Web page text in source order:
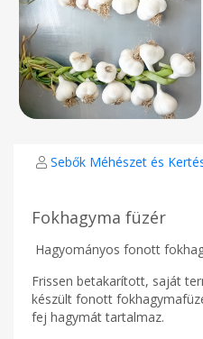
Sebők Méhészet és
Fokhagyma füzér
Hagyományos fonott
Frissen betakarított, saját
készült fonott
fej hagymát tartalmaz.